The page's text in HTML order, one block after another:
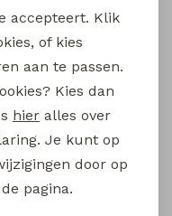
Life
17,99
accepteert. Klik
of kies
aan te passen.
Kies dan
hier alles over
Je kunt op
door op
pagina.